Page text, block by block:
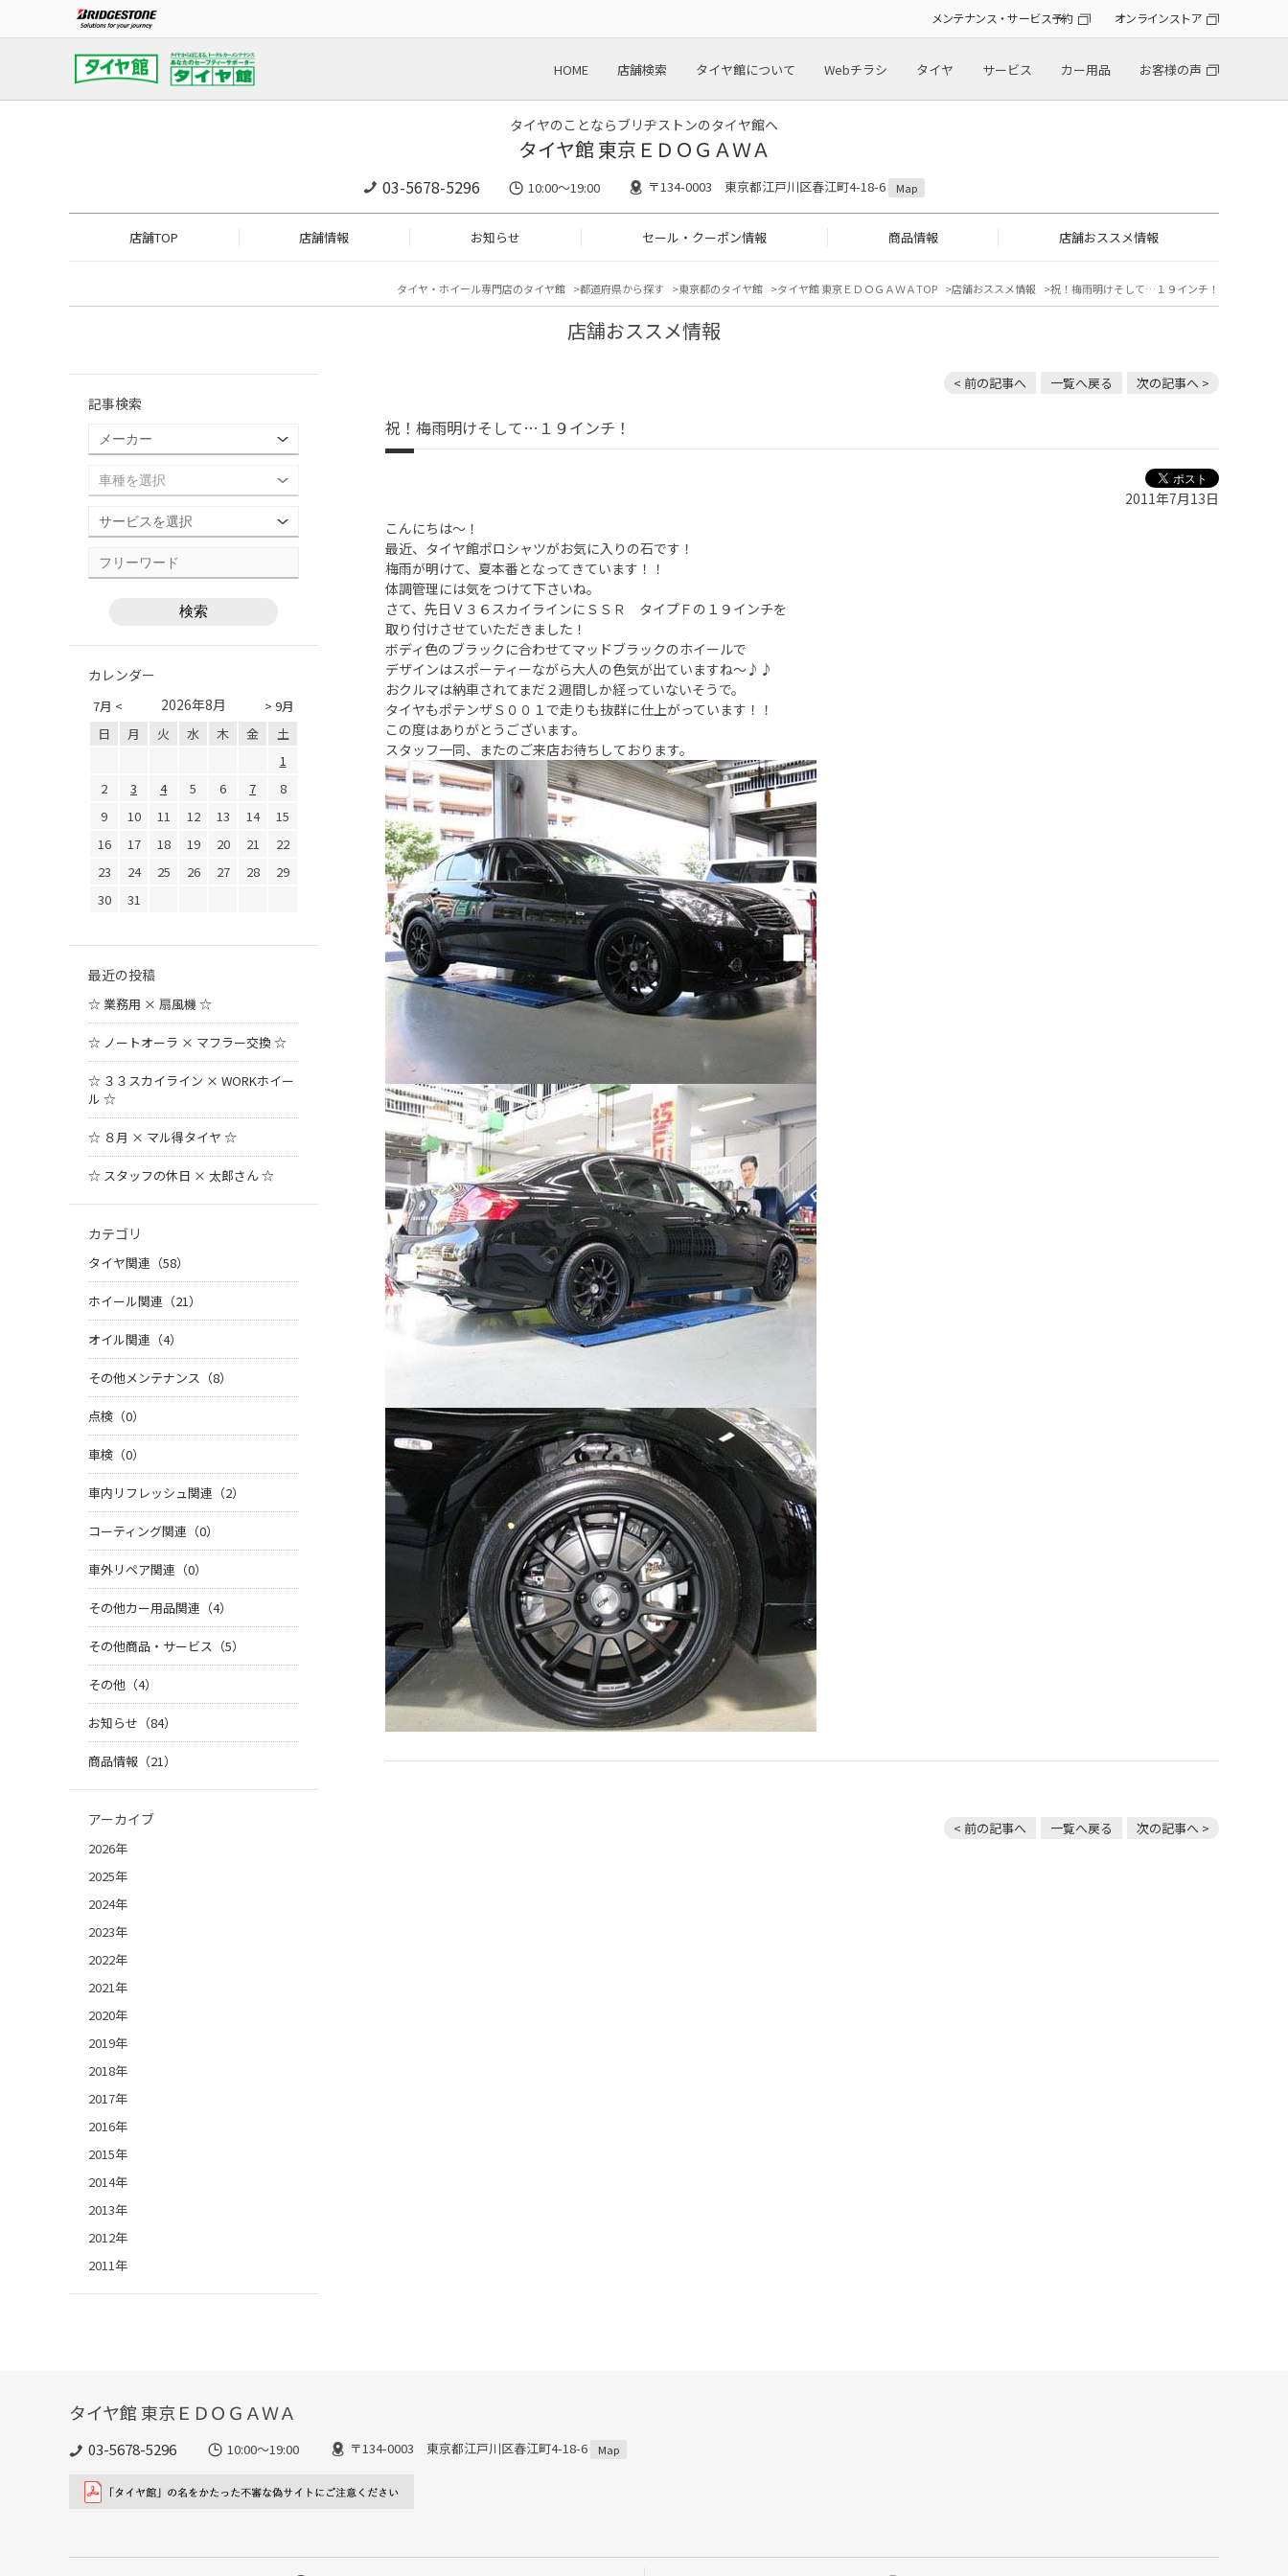
メンテナンス・サービス予約 オンラインストア
HOME 店舗検索 タイヤ館について Webチラシ タイヤ サービス カー用品 お客様の声
タイヤのことならブリヂストンのタイヤ館へ
タイヤ館 東京ＥＤＯＧＡＷＡ
03-5678-5296 10:00～19:00 〒134-0003 東京都江戸川区春江町4-18-6 Map
店舗TOP 店舗情報 お知らせ セール・クーポン情報 商品情報 店舗おススメ情報
タイヤ・ホイール専門店のタイヤ館 都道府県から探す 東京都のタイヤ館 タイヤ館 東京ＥＤＯＧＡＷＡTOP 店舗おススメ情報 祝！梅雨明けそして…１９インチ！
店舗おススメ情報
< 前の記事へ 一覧へ戻る 次の記事へ >
祝！梅雨明けそして…１９インチ！
2011年7月13日
こんにちは～！
最近、タイヤ館ポロシャツがお気に入りの石です！
梅雨が明けて、夏本番となってきています！！
体調管理には気をつけて下さいね。
さて、先日Ｖ３６スカイラインにＳＳＲ タイプＦの１９インチを
取り付けさせていただきました！
ボディ色のブラックに合わせてマッドブラックのホイールで
デザインはスポーティーながら大人の色気が出ていますね～♪♪
おクルマは納車されてまだ２週間しか経っていないそうで。
タイヤもポテンザＳ００１で走りも抜群に仕上がっています！！
この度はありがとうございます。
スタッフ一同、またのご来店お待ちしております。
< 前の記事へ 一覧へ戻る 次の記事へ >
記事検索
カレンダー
7月 < > 9月
2026年8月
日 月 火 水 木 金
土
1
2
3 4 5 6 7
8
9
10 11 12 13 14
15
16
17 18 19 20 21
22
23
24 25 26 27 28
29
30
31
最近の投稿
☆ 業務用 × 扇風機 ☆
☆ ノートオーラ × マフラー交換 ☆
☆ ３３スカイライン × WORKホイー
ル ☆
☆ ８月 × マル得タイヤ ☆
☆ スタッフの休日 × 太郎さん ☆
カテゴリ
タイヤ関連（58）
ホイール関連（21）
オイル関連（4）
その他メンテナンス（8）
点検（0）
車検（0）
車内リフレッシュ関連（2）
コーティング関連（0）
車外リペア関連（0）
その他カー用品関連（4）
その他商品・サービス（5）
その他（4）
お知らせ（84）
商品情報（21）
アーカイブ
2026年
2025年
2024年
2023年
2022年
2021年
2020年
2019年
2018年
2017年
2016年
2015年
2014年
2013年
2012年
2011年
タイヤ館 東京ＥＤＯＧＡＷＡ
03-5678-5296 10:00～19:00 〒134-0003 東京都江戸川区春江町4-18-6 Map